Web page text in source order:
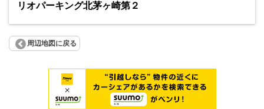
リオパーキング北茅ヶ崎第２
周辺地図に戻る